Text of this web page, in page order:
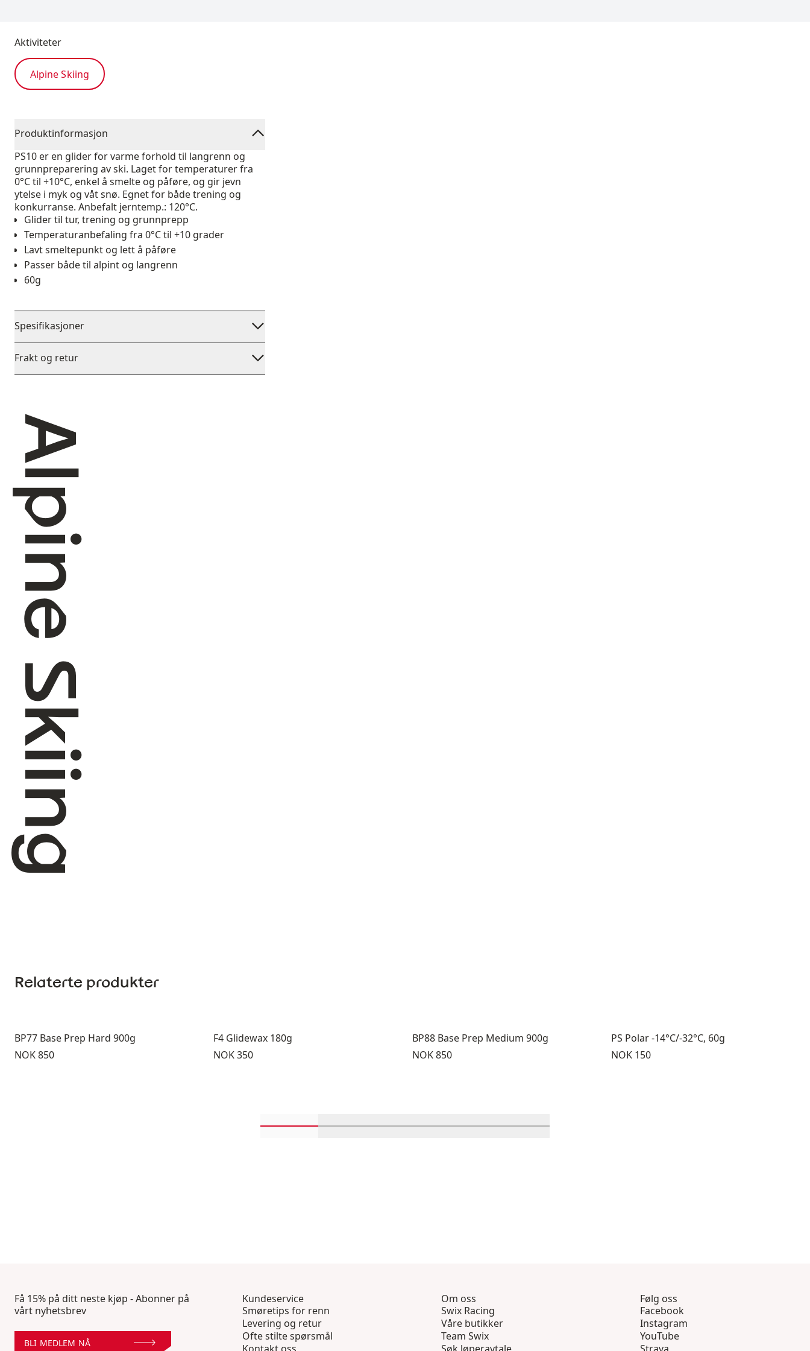
Aktiviteter
Alpine Skiing
Produktinformasjon
PS10 er en glider for varme forhold til langrenn og
grunnpreparering av ski. Laget for temperaturer fra
0°C til +10°C, enkel å smelte og påføre, og gir jevn
ytelse i myk og våt snø. Egnet for både trening og
konkurranse. Anbefalt jerntemp.: 120°C.
Glider til tur, trening og grunnprepp
Temperaturanbefaling fra 0°C til +10 grader
Lavt smeltepunkt og lett å påføre
Passer både til alpint og langrenn
60g
Spesifikasjoner
Frakt og retur
Alpine Skiing
Relaterte produkter
BP77 Base Prep Hard 900g
Pris:
NOK 850
F4 Glidewax 180g
Pris:
NOK 350
BP88 Base Prep Medium 900g
Pris:
NOK 850
PS Polar -14°C/-32°C, 60g
Pris:
NOK 150
Få 15% på ditt neste kjøp - Abonner på
vårt nyhetsbrev
BLI MEDLEM NÅ
Kundeservice
Smøretips for renn
Levering og retur
Ofte stilte spørsmål
Om oss
Swix Racing
Våre butikker
Team Swix
Følg oss
Facebook
Instagram
YouTube